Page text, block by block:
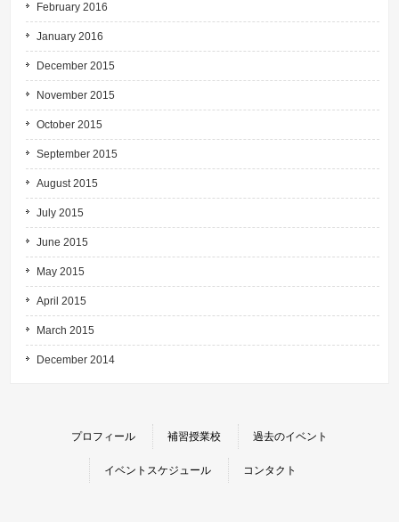
February 2016
January 2016
December 2015
November 2015
October 2015
September 2015
August 2015
July 2015
June 2015
May 2015
April 2015
March 2015
December 2014
プロフィール 補習授業校 過去のイベント
イベントスケジュール コンタクト